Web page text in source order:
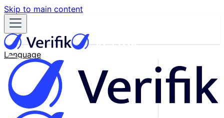
Skip to main content
Language
English
Español
Français
Português
한국어